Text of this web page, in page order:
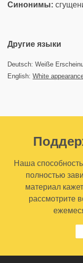
Синонимы:
Другие языки
Deutsch: Weiße
English: White
Наша
полностью
материал
рассмотрите